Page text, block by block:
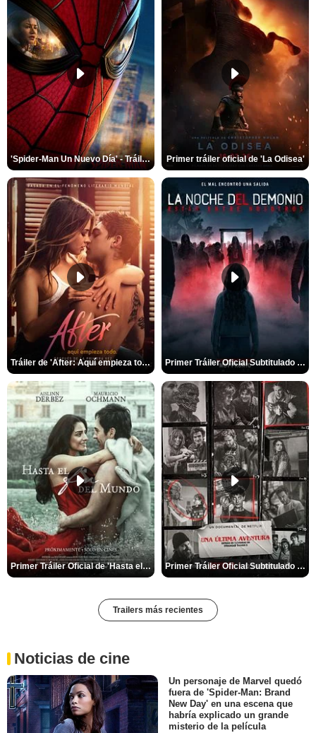
'Spider-Man Un Nuevo Día' - Tráiler oficial subtitulado Primer tráiler oficial de 'La Odisea'
Tráiler de 'After: Aquí empieza todo' Primer Tráiler Oficial Subtitulado de 'La Noche Del Demonio: Están Entre Nosotros'
Primer Tráiler Oficial de 'Hasta el fin del mundo' Primer Tráiler Oficial Subtitulado de 'Una última aventura: Detrás de cámaras de Stranger Things 5'
Trailers más recientes
Noticias de cine
Un personaje de Marvel quedó
fuera de 'Spider-Man: Brand
New Day' en una escena que
habría explicado un grande
misterio de la película